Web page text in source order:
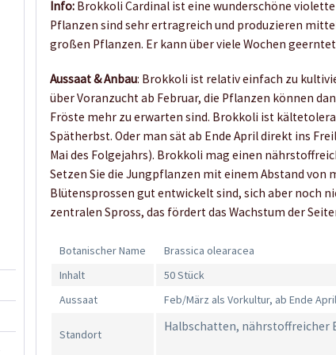
Info: Brokkoli Cardinal ist eine wunderschöne
Pflanzen sind sehr ertragreich und produzieren
großen Pflanzen. Er kann über viele Wochen
Aussaat & Anbau: Brokkoli ist relativ einfach zu
über Voranzucht ab Februar, die Pflanzen können
Fröste mehr zu erwarten sind. Brokkoli ist
Spätherbst. Oder man sät ab Ende April direkt ins
Mai des Folgejahrs). Brokkoli mag einen
Setzen Sie die Jungpflanzen mit einem Abstand von
Blütensprossen gut entwickelt sind, sich aber noch
zentralen Spross, das fördert das Wachstum der
Botanischer Name
Brassica olearacea
Inhalt
50 Stück
Aussaat
Feb/März als Vorkultur, ab Ende
Standort
Halbschatten, nährstoffreicher